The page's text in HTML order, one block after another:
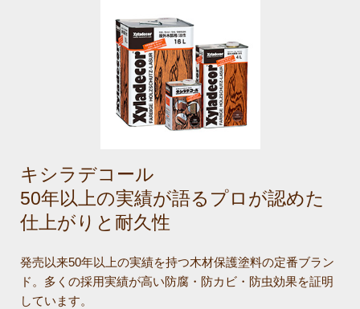
キシラデコール
50年以上の実績が語るプロが認めた
仕上がりと耐久性
発売以来50年以上の実績を持つ木材保護塗料の定番ブラン
ド。多くの採用実績が高い防腐・防カビ・防虫効果を証明
しています。